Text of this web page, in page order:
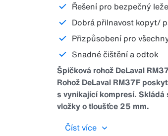
Řešení pro bezpečný
Dobrá přilnavost kopyt/
Přizpůsobení pro
Snadné čištění a odtok
Špičková rohož DeLaval
Rohož DeLaval RM37F
s vynikající kompresí. Skládá
vložky o tloušťce 25 mm.
kopyt/paznehtů díky
Číst více